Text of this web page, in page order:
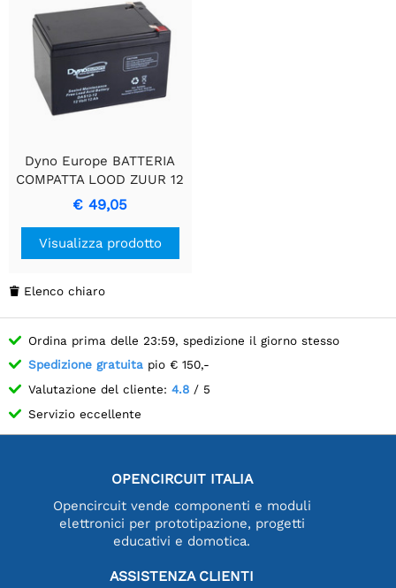
Dyno Europe BATTERIA
COMPATTA LOOD ZUUR 12
V-12 Ah
€ 49,05
Visualizza prodotto
 Elenco chiaro
Ordina prima delle 23:59, spedizione il giorno stesso
Spedizione gratuita pio € 150,-
Valutazione del cliente: 4.8 / 5
Servizio eccellente
OPENCIRCUIT ITALIA
Opencircuit vende componenti e moduli
elettronici per prototipazione, progetti
educativi e domotica.
ASSISTENZA CLIENTI